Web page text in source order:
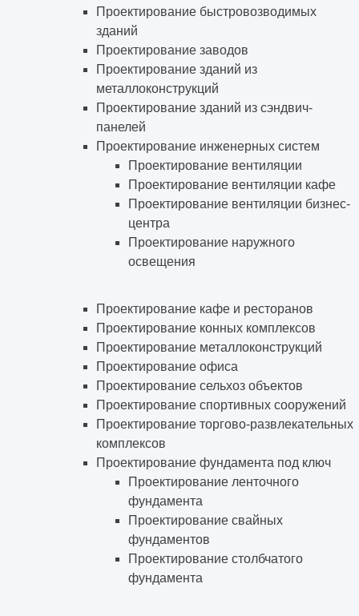
Проектирование быстровозводимых
зданий
Проектирование заводов
Проектирование зданий из
металлоконструкций
Проектирование зданий из сэндвич-
панелей
Проектирование инженерных систем
Проектирование вентиляции
Проектирование вентиляции кафе
Проектирование вентиляции бизнес-
центра
Проектирование наружного
освещения
Проектирование кафе и ресторанов
Проектирование конных комплексов
Проектирование металлоконструкций
Проектирование офиса
Проектирование сельхоз объектов
Проектирование спортивных сооружений
Проектирование торгово-развлекательных
комплексов
Проектирование фундамента под ключ
Проектирование ленточного
фундамента
Проектирование свайных
фундаментов
Проектирование столбчатого
фундамента